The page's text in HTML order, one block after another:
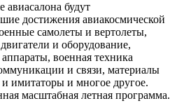
будут
достижения авиакосмической
самолеты и вертолеты,
и оборудование,
военная техника
и связи, материалы
имитаторы и многое другое.
масштабная летная программа.